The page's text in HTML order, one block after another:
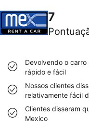
7
Devolvendo o
rápido e fácil
Nossos clientes
relativamente fácil
Clientes disseram
Mexico